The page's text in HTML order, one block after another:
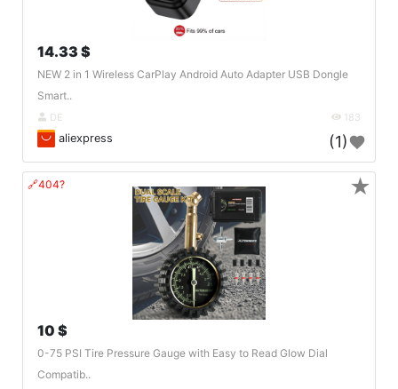
14.33 $
NEW 2 in 1 Wireless CarPlay Android Auto Adapter USB Dongle
Smart..
DE 183
aliexpress (1)
🔗404?
10 $
0-75 PSI Tire Pressure Gauge with Easy to Read Glow Dial
Compatib..
★